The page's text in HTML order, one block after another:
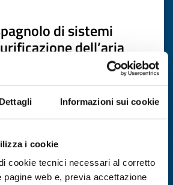
Dettagli Informazioni sui cookie
i cookie
cookie tecnici necessari al corretto
pagine web e, previa accettazione
di sistemi
dell’aria
SCOPRI DI PIÙ →
il06 agosto 2027